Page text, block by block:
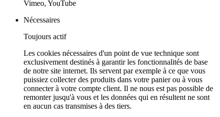
Vimeo, YouTube
Nécessaires
Toujours actif
Les cookies nécessaires d'un point de vue technique sont
exclusivement destinés à garantir les fonctionnalités de base
de notre site internet. Ils servent par exemple à ce que vous
puissiez collecter des produits dans votre panier ou à vous
connecter à votre compte client. Il ne nous est pas possible de
remonter jusqu'à vous et les données qui en résultent ne sont
en aucun cas transmises à des tiers.